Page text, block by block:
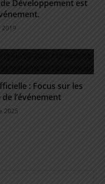
Développement est
2019
: Focus sur les
l’événement
2025